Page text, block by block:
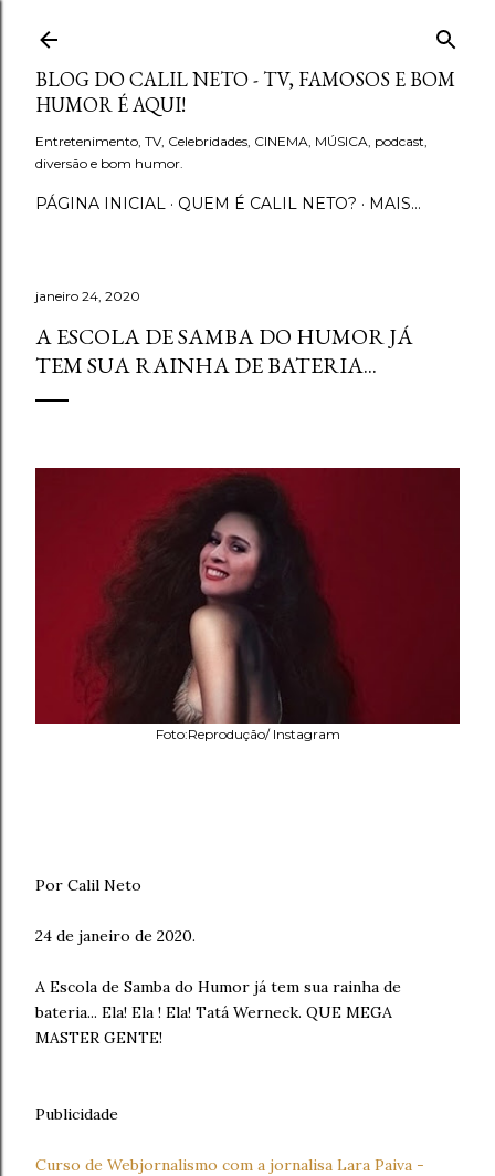
Pular para o conteúdo principal
BLOG DO CALIL NETO - TV, FAMOSOS E BOM
HUMOR É AQUI!
Entretenimento, TV, Celebridades, CINEMA, MÚSICA, podcast,
diversão e bom humor.
PÁGINA INICIAL QUEM É CALIL NETO? MAIS…
janeiro 24, 2020
A ESCOLA DE SAMBA DO HUMOR JÁ
TEM SUA RAINHA DE BATERIA...
Foto:Reprodução/ Instagram
Por Calil Neto
24 de janeiro de 2020.
A Escola de Samba do Humor já tem sua rainha de
bateria... Ela! Ela ! Ela! Tatá Werneck. QUE MEGA
MASTER GENTE!
Publicidade
Curso de Webjornalismo com a jornalisa Lara Paiva -